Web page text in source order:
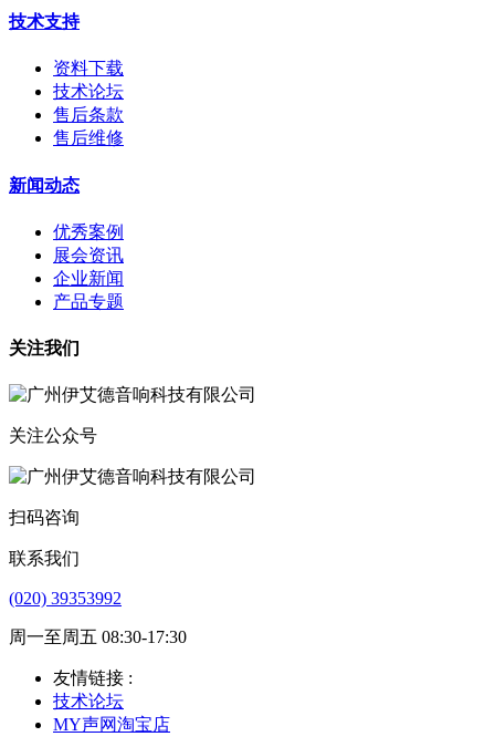
技术支持
资料下载
技术论坛
售后条款
售后维修
新闻动态
优秀案例
展会资讯
企业新闻
产品专题
关注我们
关注公众号
扫码咨询
联系我们
(020) 39353992
周一至周五 08:30-17:30
友情链接 :
技术论坛
MY声网淘宝店